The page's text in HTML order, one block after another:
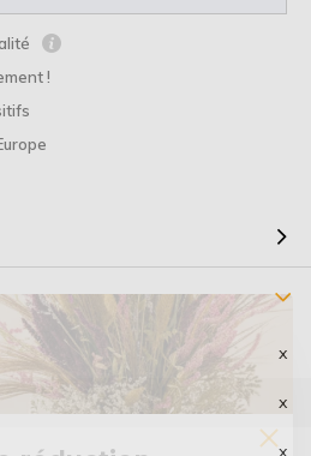
!
x
x
x